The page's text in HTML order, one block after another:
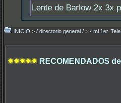
Lente de Barlow 2x 3x
INICIO > / directorio general / > · mi 1er.
RECOMENDADOS